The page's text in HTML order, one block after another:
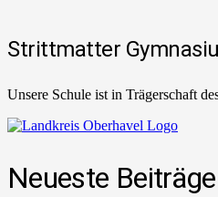
Strittmatter
Unsere Schule ist in Trägerschaft
Neueste Beiträge